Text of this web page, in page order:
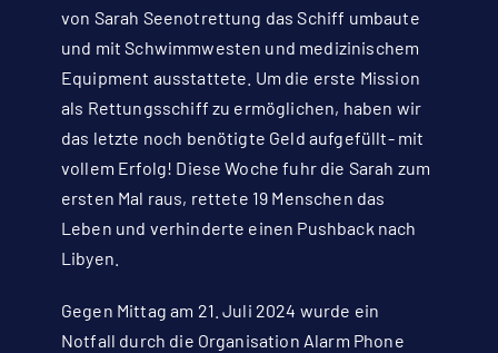
von Sarah Seenotrettung das Schiff umbaute
und mit Schwimmwesten und medizinischem
Equipment ausstattete. Um die erste Mission
als Rettungsschiff zu ermöglichen, haben wir
das letzte noch benötigte Geld aufgefüllt- mit
vollem Erfolg! Diese Woche fuhr die Sarah zum
ersten Mal raus, rettete 19 Menschen das
Leben und verhinderte einen Pushback nach
Libyen.
Gegen Mittag am 21. Juli 2024 wurde ein
Notfall durch die Organisation Alarm Phone